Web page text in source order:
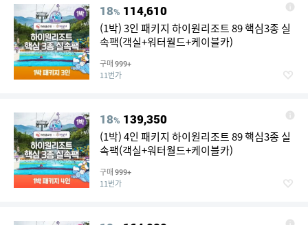
18% 114,610
(1박) 3인 패키지 하이원리조트 89 핵심3종 실
속팩(객실+워터월드+케이블카)
구매 999+
11번가
18% 139,350
(1박) 4인 패키지 하이원리조트 89 핵심3종 실
속팩(객실+워터월드+케이블카)
구매 999+
11번가